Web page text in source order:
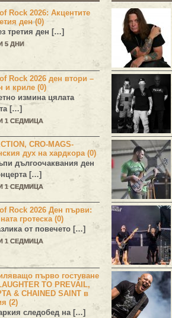
Rock 2026: Акцентите
ден (0)
третия ден […]
5 ДНИ
Rock 2026 ден втори –
и криле (0)
измина цялата
[…]
1 СЕДМИЦА
CRO-MAGS-
дух на хардкора (0)
дългоочаквания ден
[…]
1 СЕДМИЦА
Rock 2026 Ден първи:
гротеска (0)
от повечето […]
1 СЕДМИЦА
първо гостуване
TO PREVAIL,
& CHAINED SAINT в
(2)
следобед на […]